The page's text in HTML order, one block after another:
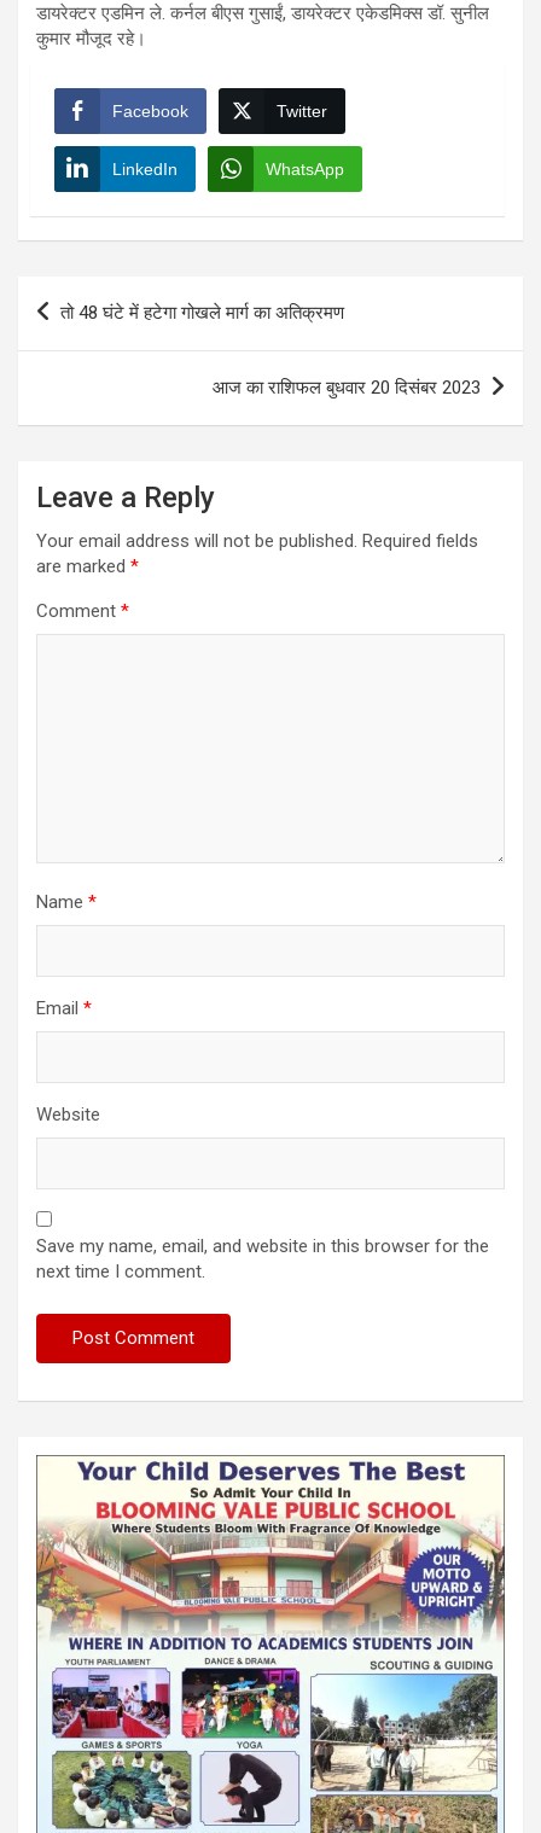
डायरेक्‍टर एडमिन ले. कर्नल बीएस गुसाईं, डायरेक्‍टर एकेडमिक्‍स डॉ. सुनील
कुमार मौजूद रहे।
Facebook Twitter
LinkedIn WhatsApp
Post
तो 48 घंटे में हटेगा गोखले मार्ग का अतिक्रमण
आज का राशिफल बुधवार 20 दिसंबर 2023
Leave a Reply
Your email address will not be published. Required fields
are marked *
Comment *
Name *
Email *
Website
Save my name, email, and website in this browser for the
next time I comment.